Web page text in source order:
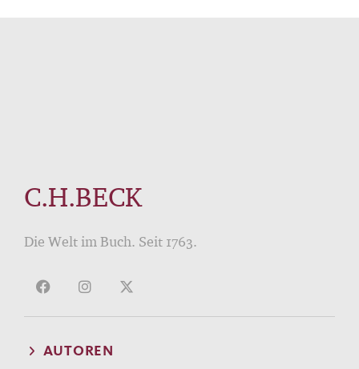
C.H.BECK
Die Welt im Buch. Seit 1763.
AUTOREN